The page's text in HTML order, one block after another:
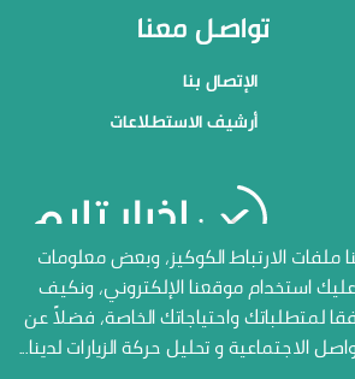
تواصل معنا
الإتصال بنا
أرشيف الاستطلاعات
جميع الحقوق محفوظة المنصة
الارتباط الكوكيز، وبعض معلومات
استخدام موقعنا الإلكتروني، ونكيف
لمتطلباتك واحتياجاتك الخاصة، فضلاً عن
الاجتماعية و تحليل حركة الزيارات لدينا...